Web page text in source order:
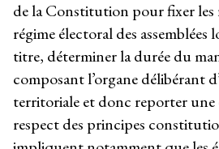
de la Constitution pour fixer les
régime électoral des assemblées
titre, déterminer la durée du
composant l’organe délibérant
territoriale et donc reporter une
respect des principes